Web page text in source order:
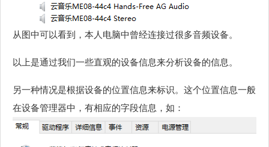
从图中可以看到，本人电脑中曾经连接过很多音频设备。
以上是通过我们一些直观的设备信息来分析设备的信息。
另一种情况是根据设备的位置信息来标识。这个位置信息一般
在设备管理器中，有相应的字段信息，如：